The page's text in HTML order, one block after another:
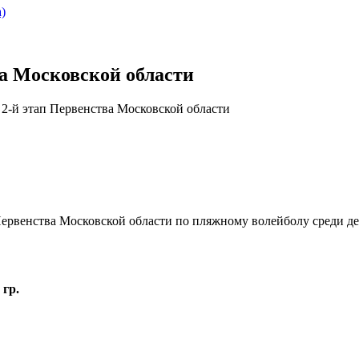
Московской области
й этап Первенства Московской области
Московской области по пляжному волейболу среди
гр.